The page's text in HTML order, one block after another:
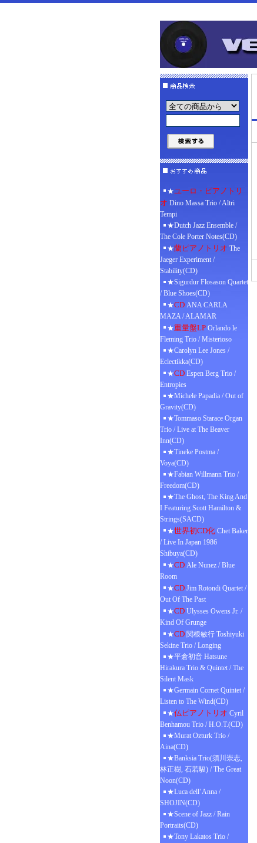
★ユーロ・ピアノトリ
オ Dino Massa Trio / Altri
Tempi
★Dutch Jazz Ensemble /
The Cole Porter Notes(CD)
★蘭ピアノトリオ The
Jaeger Experiment /
Stability(CD)
★Sigurdur Flosason Quartet
/ Blue Shoes(CD)
★CD ANA CARLA
MAZA / ALAMAR
★重量盤LP Orlando le
Fleming Trio / Misterioso
★Carolyn Lee Jones /
Eclectikka(CD)
★CD Espen Berg Trio /
Entropies
★Michele Papadia / Out of
Gravity(CD)
★Tommaso Starace Organ
Trio / Live at The Beaver
Inn(CD)
★Tineke Postma /
Voya(CD)
★Fabian Willmann Trio /
Freedom(CD)
★The Ghost, The King And
I Featuring Scott Hamilton &
Strings(SACD)
★世界初CD化 Chet Baker
/ Live In Japan 1986
Shibuya(CD)
★CD Ale Nunez / Blue
Room
★CD Jim Rotondi Quartet /
Out Of The Past
★CD Ulysses Owens Jr. /
Kind Of Grunge
★CD 関根敏行 Toshiyuki
Sekine Trio / Longing
★平倉初音 Hatsune
Hirakura Trio & Quintet / The
Silent Mask
★Germain Cornet Quintet /
Listen to The Wind(CD)
★仏ピアノトリオ Cyril
Benhamou Trio / H.O.T.(CD)
★Murat Ozturk Trio /
Aina(CD)
★Banksia Trio(須川崇志,
林正樹, 石若駿) / The Great
Noon(CD)
★Luca dell’Anna /
SHOJIN(CD)
★Scene of Jazz / Rain
Portraits(CD)
★Tony Lakatos Trio /